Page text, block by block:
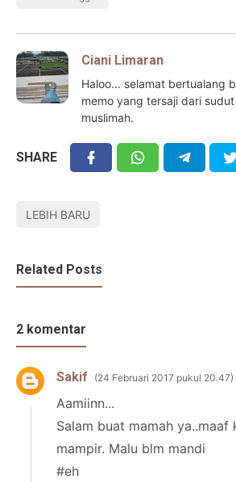
Ciani Limaran
Haloo... selamat bertualang
memo yang tersaji dari
muslimah.
SHARE
LEBIH BARU
Related Posts
2 komentar
Sakif 24 Februari 2017 pukul 20.47
Aamiinn...
Salam buat mamah ya..maaf
mampir. Malu blm mandi
#eh